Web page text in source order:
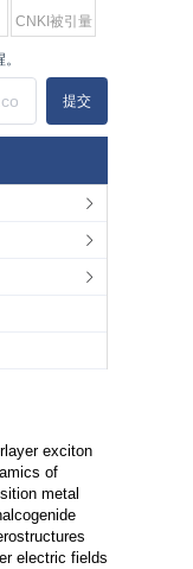
CNKI被引量
提交
exciton
of
metal
electric fields